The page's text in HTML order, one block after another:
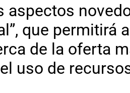
aspectos
que permitirá
de la oferta
uso de